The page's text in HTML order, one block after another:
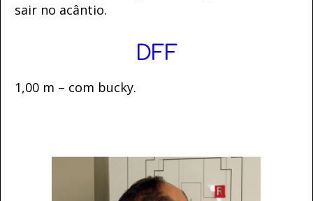
sair no acântio.
DFF
1,00 m – com bucky.